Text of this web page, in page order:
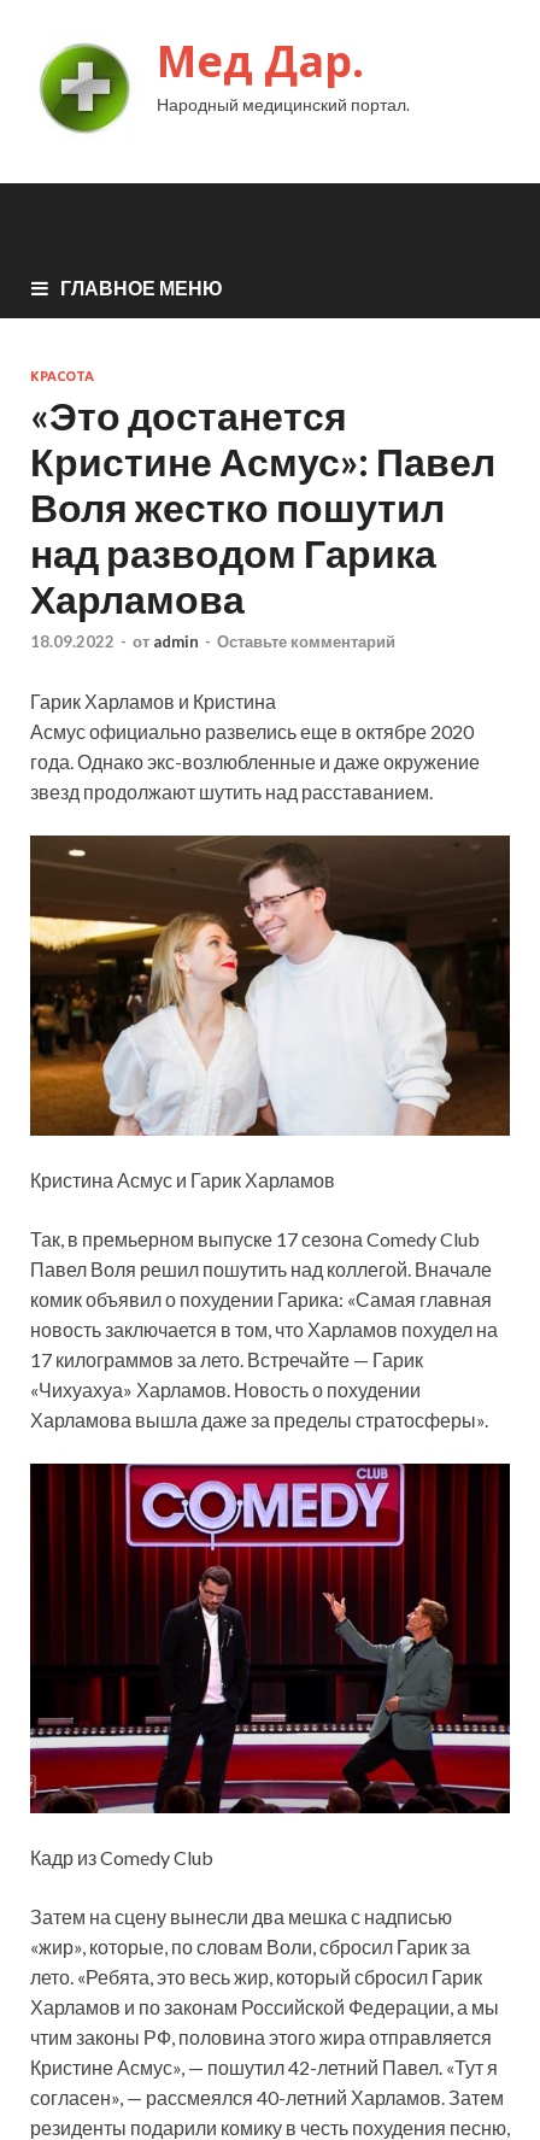
Мед Дар.
Народный медицинский портал.
ГЛАВНОЕ МЕНЮ
КРАСОТА
«Это достанется
Кристине Асмус»: Павел
Воля жестко пошутил
над разводом Гарика
Харламова
18.09.2022 - от admin - Оставьте комментарий
Гарик Харламов и Кристина
Асмус официально развелись еще в октябре 2020
года. Однако экс-возлюбленные и даже окружение
звезд продолжают шутить над расставанием.
Кристина Асмус и Гарик Харламов
Так, в премьерном выпуске 17 сезона Comedy Club
Павел Воля решил пошутить над коллегой. Вначале
комик объявил о похудении Гарика: «Самая главная
новость заключается в том, что Харламов похудел на
17 килограммов за лето. Встречайте — Гарик
«Чихуахуа» Харламов. Новость о похудении
Харламова вышла даже за пределы стратосферы».
Кадр из Comedy Club
Затем на сцену вынесли два мешка с надписью
«жир», которые, по словам Воли, сбросил Гарик за
лето. «Ребята, это весь жир, который сбросил Гарик
Харламов и по законам Российской Федерации, а мы
чтим законы РФ, половина этого жира отправляется
Кристине Асмус», — пошутил 42-летний Павел. «Тут я
согласен», — рассмеялся 40-летний Харламов. Затем
резиденты подарили комику в честь похудения песню,